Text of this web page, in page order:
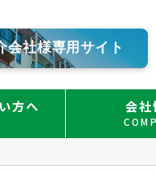
会社様専用サイト
方へ 会社